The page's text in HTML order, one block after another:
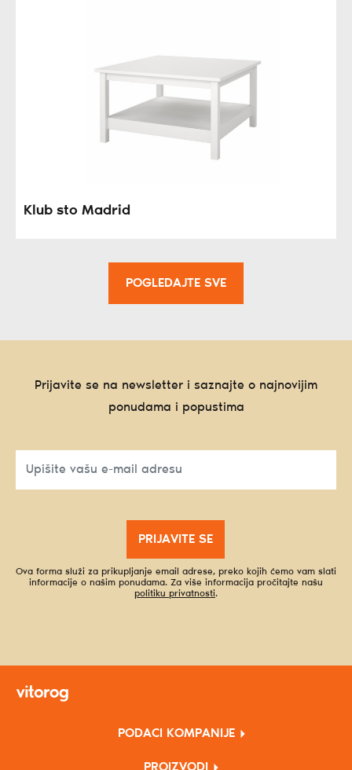
Klub sto Madrid
POGLEDAJTE SVE
Prijavite se na newsletter i saznajte o najnovijim
ponudama i popustima
PRIJAVITE SE
Ova forma služi za prikupljanje email adrese, preko kojih ćemo vam slati
informacije o našim ponudama. Za više informacija pročitajte našu
politiku privatnosti.
PODACI KOMPANIJE